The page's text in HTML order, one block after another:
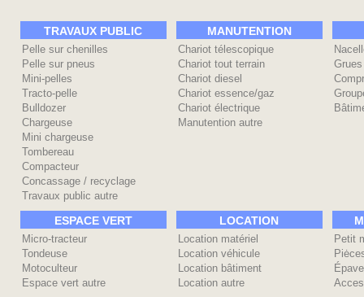
TRAVAUX PUBLIC
Pelle sur chenilles
Pelle sur pneus
Mini-pelles
Tracto-pelle
Bulldozer
Chargeuse
Mini chargeuse
Tombereau
Compacteur
Concassage / recyclage
Travaux public autre
MANUTENTION
Chariot télescopique
Chariot tout terrain
Chariot diesel
Chariot essence/gaz
Chariot électrique
Manutention autre
Grues
ESPACE VERT
Micro-tracteur
Tondeuse
Motoculteur
Espace vert autre
LOCATION
Location matériel
Location véhicule
Location bâtiment
Location autre
Petit
Épave